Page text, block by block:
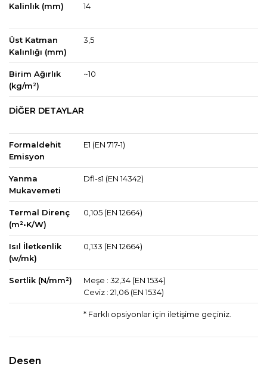
Kalinlık (mm) 14
Üst Katman
Kalınlığı (mm)
3,5
Birim Ağırlık
(kg/m²)
~10
DİĞER DETAYLAR
Formaldehit
Emisyon
E1 (EN 717-1)
Yanma
Mukavemeti
Dfl-s1 (EN 14342)
Termal Direnç
(m²•K/W)
0,105 (EN 12664)
Isıl İletkenlik
(w/mk)
0,133 (EN 12664)
Sertlik (N/mm²)
Meşe : 32,34 (EN 1534)
Ceviz : 21,06 (EN 1534)
* Farklı opsiyonlar için iletişime geçiniz.
Desen